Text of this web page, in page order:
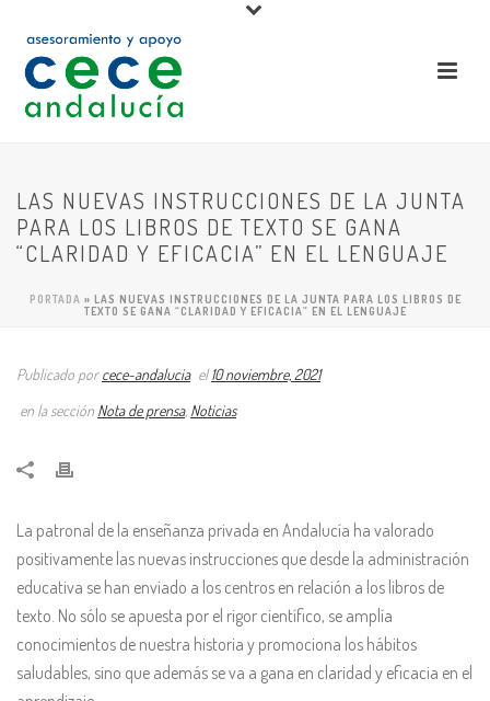
LAS NUEVAS INSTRUCCIONES DE LA JUNTA
PARA LOS LIBROS DE TEXTO SE GANA
“CLARIDAD Y EFICACIA” EN EL LENGUAJE
PORTADA » LAS NUEVAS INSTRUCCIONES DE LA JUNTA PARA LOS LIBROS DE
TEXTO SE GANA “CLARIDAD Y EFICACIA” EN EL LENGUAJE
Publicado porcece-andalucia el10 noviembre, 2021
en la sección Nota de prensa, Noticias
La patronal de la enseñanza privada en Andalucía ha valorado
positivamente las nuevas instrucciones que desde la administración
educativa se han enviado a los centros en relación a los libros de
texto. No sólo se apuesta por el rigor científico, se amplía
conocimientos de nuestra historia y promociona los hábitos
saludables, sino que además se va a gana en claridad y eficacia en el